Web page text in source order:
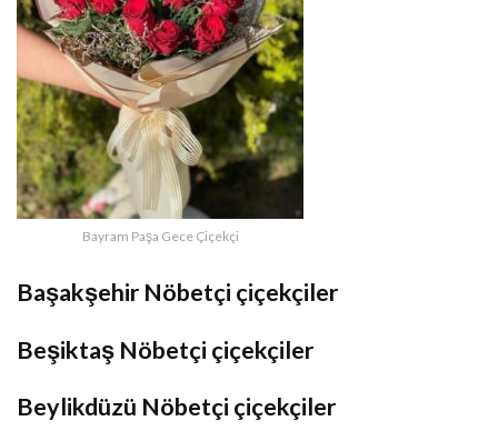
Bayram Paşa Gece Çiçekçi
Başakşehir Nöbetçi çiçekçiler
Beşiktaş Nöbetçi çiçekçiler
Beylikdüzü Nöbetçi çiçekçiler